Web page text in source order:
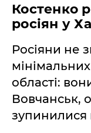
Костенко
росіян у
Росіяни не
області:
Вовчанськ,
зупинилися